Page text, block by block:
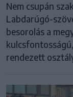
Nem csupán
Labdarúgó-
besorolás a
rendezett